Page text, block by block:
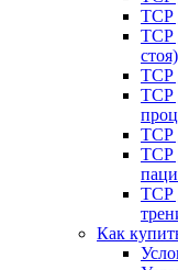
ТСР
ТСР
стоя)
ТСР
ТСР
ТСР
ТСР
ТСР
Как